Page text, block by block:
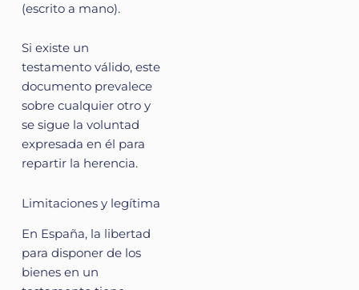
(escrito a mano).
Si existe un
testamento válido, este
documento prevalece
sobre cualquier otro y
se sigue la voluntad
expresada en él para
repartir la herencia.
Limitaciones y legítima
En España, la libertad
para disponer de los
bienes en un